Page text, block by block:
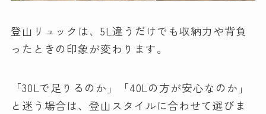
登山リュックは、5L違うだけでも収納力や背負
ったときの印象が変わります。
「30Lで足りるのか」「40Lの方が安心なのか」
と迷う場合は、登山スタイルに合わせて選びま